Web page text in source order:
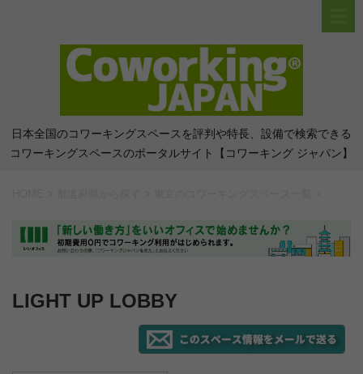
日本全国のコワーキングスペースを評判や特長、設備で検索できる
コワーキングスペースのポータルサイト【コワーキング ジャパン】
LIGHT UP LOBBY